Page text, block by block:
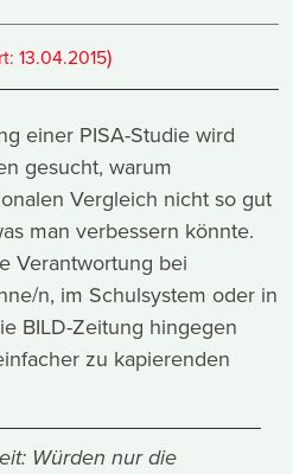
13.04.2015)
einer PISA-Studie wird
gesucht, warum
Vergleich nicht so gut
man verbessern könnte.
Verantwortung bei
n, im Schulsystem oder in
BILD-Zeitung hingegen
zu kapierenden
Würden nur die